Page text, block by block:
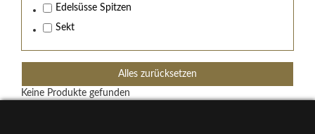
Edelsüsse Spitzen
Sekt
Alles zurücksetzen
Keine Produkte gefunden